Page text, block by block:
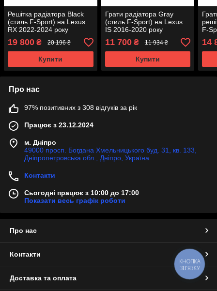
Решітка радіатора Black
(стиль F-Sport) на Lexus
RX 2022-2024 року
19 800 ₴ 20 196 ₴
Купити
Грати радіатора Gray
(стиль F-Sport) на Lexus
IS 2016-2020 року
11 700₴ 11 934 ₴
Купити
F-
14
Про нас
97% позитивних з 308 відгуків за рік
Працює з 23.12.2024
м. Дніпро
49000 просп. Богдана Хмельницького буд. 31, кв. 133,
Дніпропетровська обл., Дніпро, Україна
Контакти
Сьогодні працює з 10:00 до 17:00
Показати весь графік роботи
Про нас
Контакти
Доставка та оплата
КНОПКА
ЗВ'ЯЗКУ